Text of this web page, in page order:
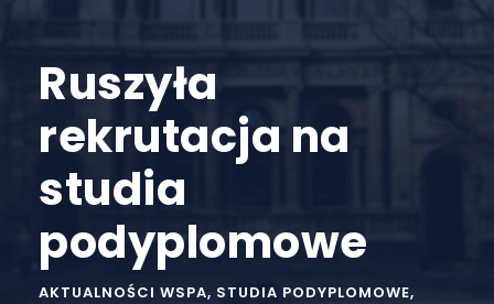
Ruszyła
rekrutacja na
studia
podyplomowe
AKTUALNOŚCI WSPA, STUDIA PODYPLOMOWE,